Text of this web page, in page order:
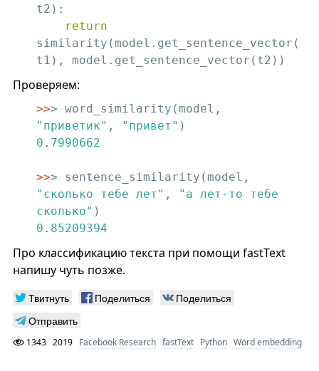
t2) :
return
similarity(model.get_sentence_vector(
t1), model.get_sentence_vector(t2))
Проверяем:
>>
"приветик" , "привет"
0 . 7990662
>>
"сколько тебе лет" ,
"а лет-то тебе
сколько"
0 . 85209394
Про классификацию текста при помощи fastText
напишу чуть позже.
Твитнуть Поделиться
Поделиться
Отправить
1343 2019 Facebook Research fastText Python Word embedding